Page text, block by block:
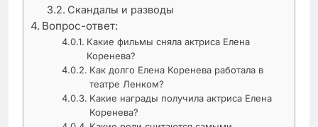
Скандалы и разводы
Вопрос-ответ:
Какие фильмы сняла актриса Елена
Коренева?
Как долго Елена Коренева работала в
театре Ленком?
Какие награды получила актриса Елена
Коренева?